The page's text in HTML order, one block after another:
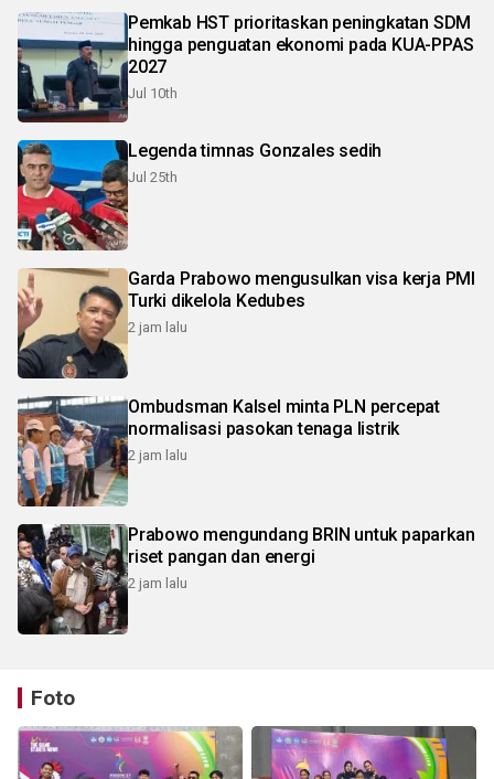
Pemkab HST prioritaskan peningkatan SDM
hingga penguatan ekonomi pada KUA-PPAS
2027
Jul 10th
Legenda timnas Gonzales sedih
Jul 25th
Garda Prabowo mengusulkan visa kerja PMI
Turki dikelola Kedubes
2 jam lalu
Ombudsman Kalsel minta PLN percepat
normalisasi pasokan tenaga listrik
2 jam lalu
Prabowo mengundang BRIN untuk paparkan
riset pangan dan energi
2 jam lalu
Foto